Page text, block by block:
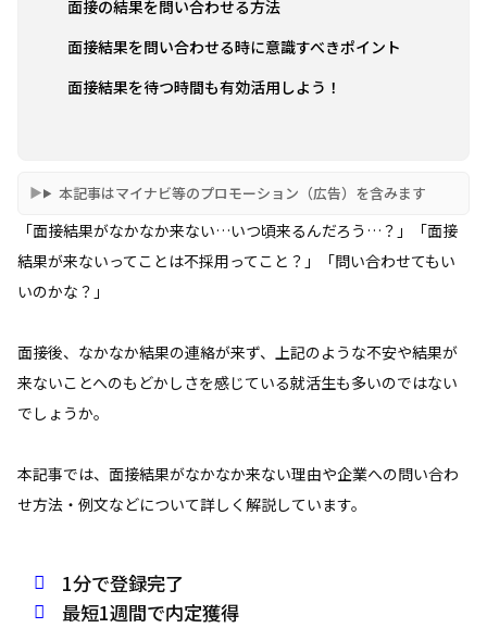
面接の結果を問い合わせる方法
面接結果を問い合わせる時に意識すべきポイント
面接結果を待つ時間も有効活用しよう！
本記事はマイナビ等のプロモーション（広告）を含みます
「面接結果がなかなか来ない…いつ頃来るんだろう…？」「面接
結果が来ないってことは不採用ってこと？」「問い合わせてもい
いのかな？」
面接後、なかなか結果の連絡が来ず、上記のような不安や結果が
来ないことへのもどかしさを感じている就活生も多いのではない
でしょうか。
本記事では、面接結果がなかなか来ない理由や企業への問い合わ
せ方法・例文などについて詳しく解説しています。
1分で登録完了
最短1週間で内定獲得